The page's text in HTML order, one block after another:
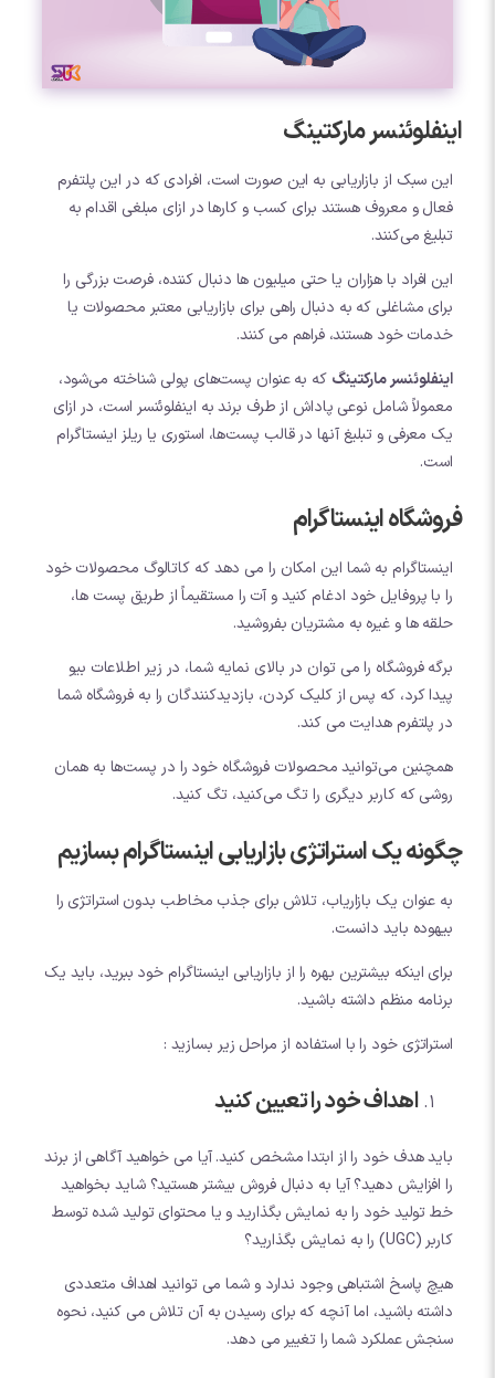
اینفلوئنسر مارکتینگ
این سبک از بازاریابی به این صورت است، افرادی که در این پلتفرم
فعال و معروف هستند برای کسب و کارها در ازای مبلغی اقدام به
تبلیغ می‌کنند.
این افراد با هزاران یا حتی میلیون ها دنبال کننده، فرصت بزرگی را
برای مشاغلی که به دنبال راهی برای بازاریابی معتبر محصولات یا
خدمات خود هستند، فراهم می کنند.
اینفلوئنسر مارکتینگ که به عنوان پست‌های پولی شناخته می‌شود،
معمولاً شامل نوعی پاداش از طرف برند به اینفلوئنسر است، در ازای
یک معرفی و تبلیغ آنها در قالب پست‌ها، استوری یا ریلز اینستاگرام
است.
فروشگاه اینستاگرام
اینستاگرام به شما این امکان را می دهد که کاتالوگ محصولات خود
را با پروفایل خود ادغام کنید و آت را مستقیماً از طریق پست ها،
حلقه ها و غیره به مشتریان بفروشید.
برگه فروشگاه را می توان در بالای نمایه شما، در زیر اطلاعات بیو
پیدا کرد، که پس از کلیک کردن، بازدیدکنندگان را به فروشگاه شما
در پلتفرم هدایت می کند.
همچنین می‌توانید محصولات فروشگاه خود را در پست‌ها به همان
روشی که کاربر دیگری را تگ می‌کنید، تگ کنید.
چگونه یک استراتژی بازاریابی اینستاگرام بسازیم
به عنوان یک بازاریاب، تلاش برای جذب مخاطب بدون استراتژی را
بیهوده باید دانست.
برای اینکه بیشترین بهره را از بازاریابی اینستاگرام خود ببرید، باید یک
برنامه منظم داشته باشید.
استراتژی خود را با استفاده از مراحل زیر بسازید :
اهداف خود را تعیین کنید
باید هدف خود را از ابتدا مشخص کنید. آیا می خواهید آگاهی از برند
را افزایش دهید؟ آیا به دنبال فروش بیشتر هستید؟ شاید بخواهید
خط تولید خود را به نمایش بگذارید و یا محتوای تولید شده توسط
کاربر (UGC) را به نمایش بگذارید؟
هیچ پاسخ اشتباهی وجود ندارد و شما می توانید اهداف متعددی
داشته باشید، اما آنچه که برای رسیدن به آن تلاش می کنید، نحوه
سنجش عملکرد شما را تغییر می دهد.